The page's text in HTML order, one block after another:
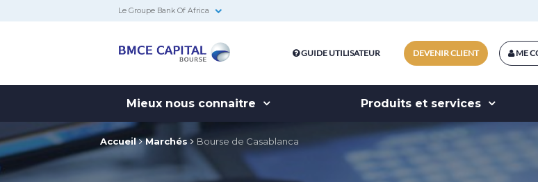
Le Groupe Bank Of Africa
Bourse
ME
DEVENIR CLIENT
GUIDE UTILISATEUR
Mieux nous connaitre Produits et services
Accueil Marchés Bourse de Casablanca